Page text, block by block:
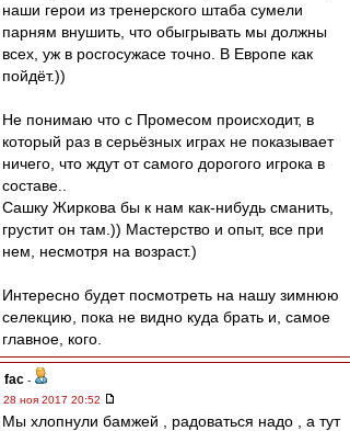
наши герои из тренерского штаба сумели
парням внушить, что обыгрывать мы должны
всех, уж в росгосужасе точно. В Европе как
пойдёт.))
Не понимаю что с Промесом происходит, в
который раз в серьёзных играх не показывает
ничего, что ждут от самого дорогого игрока в
составе..
Сашку Жиркова бы к нам как-нибудь сманить,
грустит он там.)) Мастерство и опыт, все при
нем, несмотря на возраст.)
Интересно будет посмотреть на нашу зимнюю
селекцию, пока не видно куда брать и, самое
главное, кого.
fac -
28 ноя 2017 20:52
Мы хлопнули бамжей , радоваться надо , а тут